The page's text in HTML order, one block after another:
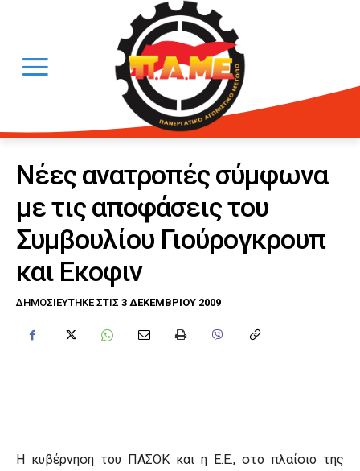
Νέες ανατροπές σύμφωνα
με τις αποφάσεις του
Συμβουλίου Γιούρογκρουπ
και Εκοφιν
ΔΗΜΟΣΙΕΎΤΗΚΕ ΣΤΙΣ 3 ΔΕΚΕΜΒΡΊΟΥ 2009
Η κυβέρνηση του ΠΑΣΟΚ και η Ε.Ε., στο πλαίσιο της